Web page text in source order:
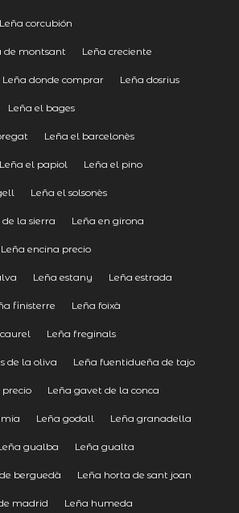
Leña corcubión
de montsant Leña creciente
Leña donde comprar Leña dosrius
Leña el bages
Leña el barcelonès
Leña el papiol Leña el pino
Leña el solsonès
la sierra Leña en girona
Leña encina precio
Leña estany Leña estrada
finisterre Leña foixà
Leña freginals
de la oliva Leña fuentidueña de tajo
Leña gavet de la conca
Leña godall Leña granadella
gualba Leña gualta
berguedà Leña horta de sant joan
madrid Leña humeda